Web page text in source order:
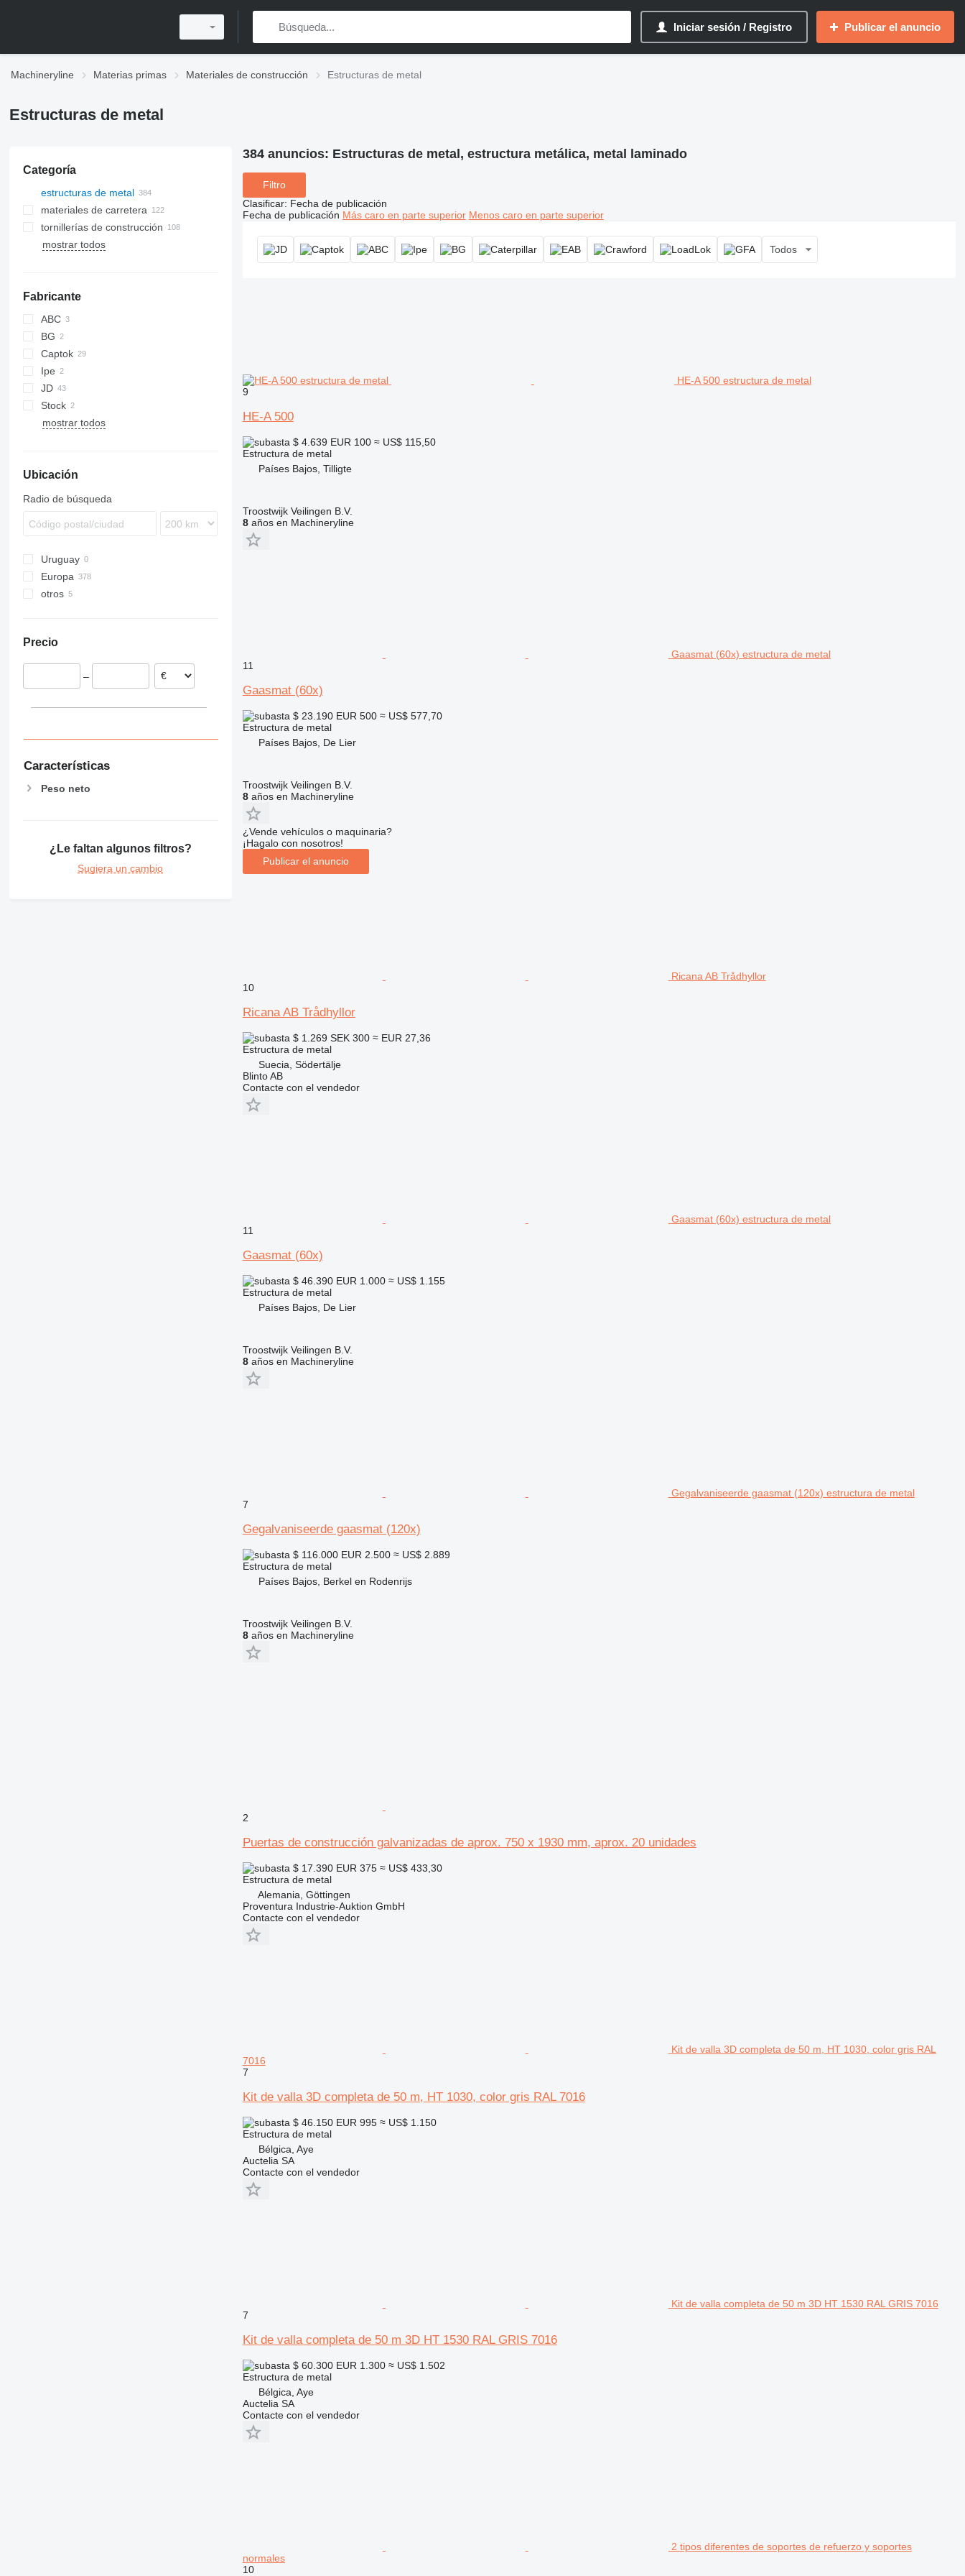
Iniciar sesión / Registro Publicar el anuncio
Machineryline Materias primas Materiales de construcción Estructuras de metal
Estructuras de metal
Categoría
estructuras de metal
materiales de carretera
tornillerías de construcción
aparejos
accesorios para tuberías
tuercas de apriete
anclajes de cuña
tarugos
remaches de aluminio
otros tornillerías de construcción
mostrar todos
Fabricante
ABC
BG
Captok
CK
Ipe
JD
Stock
mostrar todos
Ubicación
Radio de búsqueda
Uruguay
Europa
Bélgica
Países Bajos
otros
Precio
–
Características
Peso neto
¿Le faltan algunos filtros?
Sugiera un cambio
384 anuncios: Estructuras de metal, estructura metálica, metal laminado
Filtro
Clasificar: Fecha de publicación
Fecha de publicación Más caro en parte superior Menos caro en parte superior
Todos
HE-A 500 estructura de metal
9
HE-A 500
$ 4.639 EUR 100 ≈ US$ 115,50
Estructura de metal
Países Bajos, Tilligte
Troostwijk Veilingen B.V.
8años en Machineryline
Gaasmat (60x) estructura de metal
11
Gaasmat (60x)
$ 23.190 EUR 500 ≈ US$ 577,70
Estructura de metal
Países Bajos, De Lier
Troostwijk Veilingen B.V.
8años en Machineryline
¿Vende vehículos o maquinaria?
¡Hagalo con nosotros!
Publicar el anuncio
Ricana AB Trådhyllor
10
Ricana AB Trådhyllor
$ 1.269 SEK 300 ≈ EUR 27,36
Estructura de metal
Suecia, Södertälje
Blinto AB
Contacte con el vendedor
Gaasmat (60x) estructura de metal
11
Gaasmat (60x)
$ 46.390 EUR 1.000 ≈ US$ 1.155
Estructura de metal
Países Bajos, De Lier
Troostwijk Veilingen B.V.
8años en Machineryline
Gegalvaniseerde gaasmat (120x) estructura de metal
7
Gegalvaniseerde gaasmat (120x)
$ 116.000 EUR 2.500 ≈ US$ 2.889
Estructura de metal
Países Bajos, Berkel en Rodenrijs
Troostwijk Veilingen B.V.
8años en Machineryline
2
Puertas de construcción galvanizadas de aprox. 750 x 1930 mm, aprox. 20 unidades
$ 17.390 EUR 375 ≈ US$ 433,30
Estructura de metal
Alemania, Göttingen
Proventura Industrie-Auktion GmbH
Contacte con el vendedor
Kit de valla 3D completa de 50 m, HT 1030, color gris RAL
7016
7
Kit de valla 3D completa de 50 m, HT 1030, color gris RAL 7016
$ 46.150 EUR 995 ≈ US$ 1.150
Estructura de metal
Bélgica, Aye
Auctelia SA
Contacte con el vendedor
Kit de valla completa de 50 m 3D HT 1530 RAL GRIS 7016
7
Kit de valla completa de 50 m 3D HT 1530 RAL GRIS 7016
$ 60.300 EUR 1.300 ≈ US$ 1.502
Estructura de metal
Bélgica, Aye
Auctelia SA
Contacte con el vendedor
2 tipos diferentes de soportes de refuerzo y soportes
normales
10